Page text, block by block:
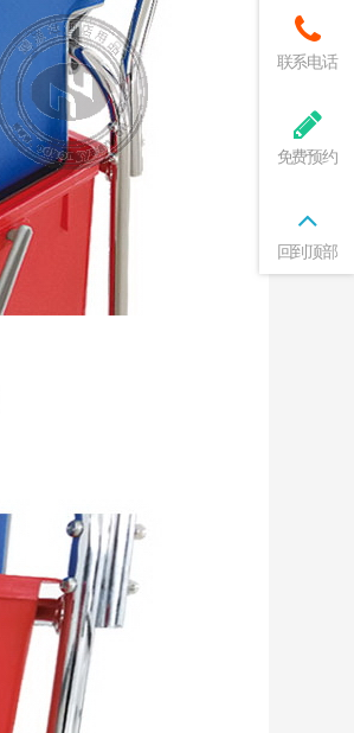
联系电话
免费预约
回到顶部